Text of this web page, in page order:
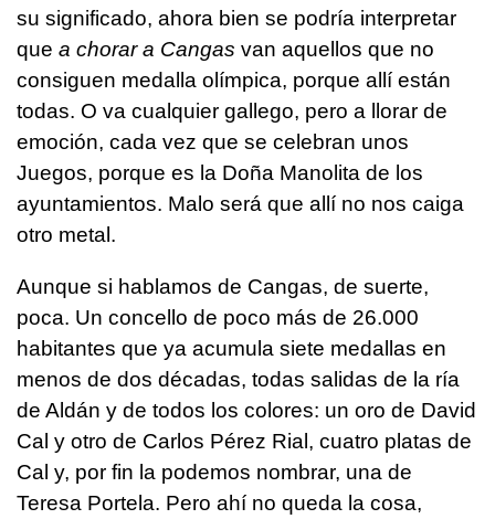
su significado, ahora bien se podría interpretar
que a chorar a Cangas van aquellos que no
consiguen medalla olímpica, porque allí están
todas. O va cualquier gallego, pero a llorar de
emoción, cada vez que se celebran unos
Juegos, porque es la Doña Manolita de los
ayuntamientos. Malo será que allí no nos caiga
otro metal.
Aunque si hablamos de Cangas, de suerte,
poca. Un concello de poco más de 26.000
habitantes que ya acumula siete medallas en
menos de dos décadas, todas salidas de la ría
de Aldán y de todos los colores: un oro de David
Cal y otro de Carlos Pérez Rial, cuatro platas de
Cal y, por fin la podemos nombrar, una de
Teresa Portela. Pero ahí no queda la cosa,